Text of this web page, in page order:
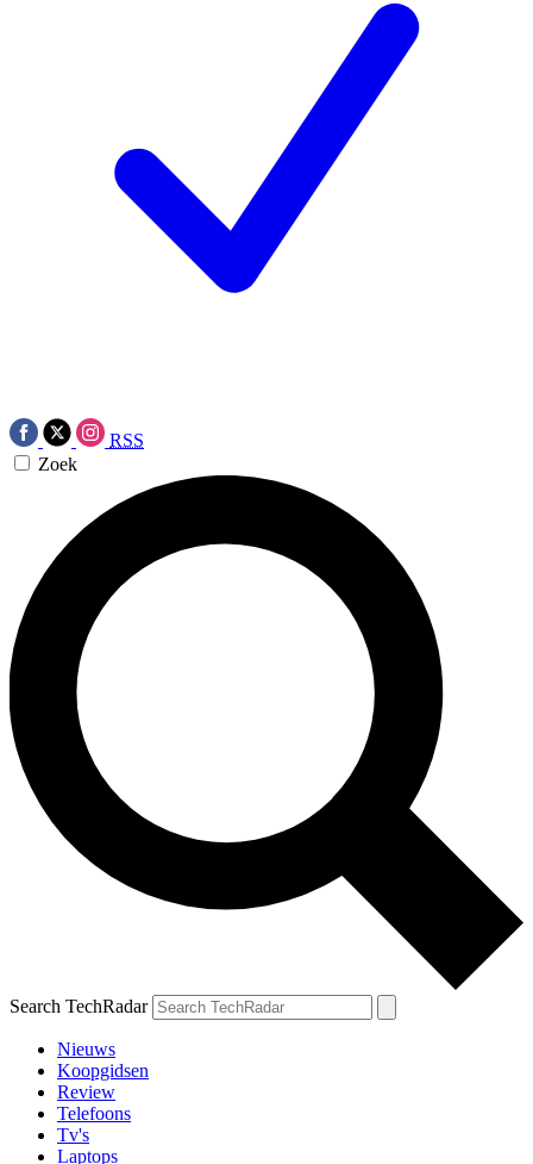
RSS
Zoek
Search TechRadar
Nieuws
Koopgidsen
Review
Telefoons
Tv's
Laptops